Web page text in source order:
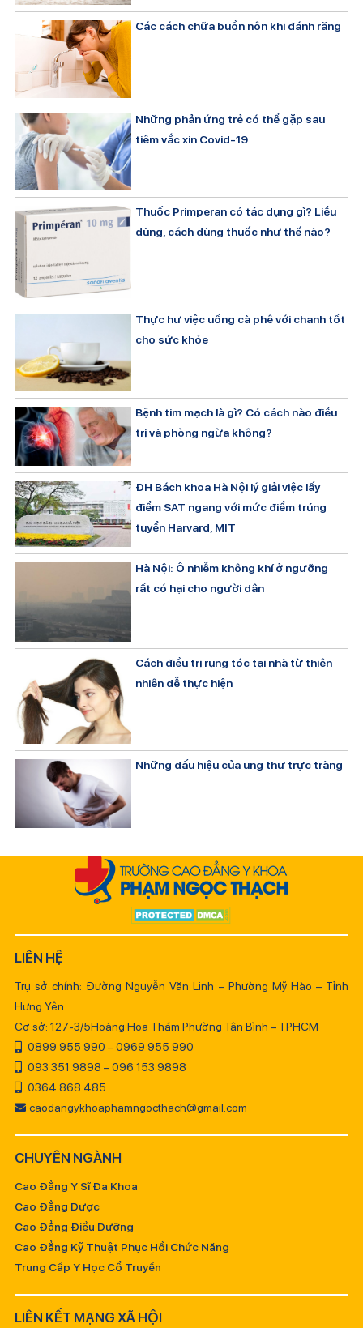
Các cách chữa buồn nôn khi đánh răng
Những phản ứng trẻ có thể gặp sau
tiêm vắc xin Covid-19
Thuốc Primperan có tác dụng gì? Liều
dùng, cách dùng thuốc như thế nào?
Thực hư việc uống cà phê với chanh tốt
cho sức khỏe
Bệnh tim mạch là gì? Có cách nào điều
trị và phòng ngừa không?
ĐH Bách khoa Hà Nội lý giải việc lấy
điểm SAT ngang với mức điểm trúng
tuyển Harvard, MIT
Hà Nội: Ô nhiễm không khí ở ngưỡng
rất có hại cho người dân
Cách điều trị rụng tóc tại nhà từ thiên
nhiên dễ thực hiện
Những dấu hiệu của ung thư trực tràng
LIÊN HỆ
Trụ sở chính: Đường Nguyễn Văn Linh – Phường Mỹ Hào – Tỉnh
Hưng Yên
Cơ sở: 127-3/5Hoàng Hoa Thám Phường Tân Bình – TPHCM
0899 955 990 – 0969 955 990
093 351 9898 – 096 153 9898
0364 868 485
caodangykhoaphamngocthach@gmail.com
CHUYÊN NGÀNH
Cao Đẳng Y Sĩ Đa Khoa
Cao Đẳng Dược
Cao Đẳng Điều Dưỡng
Cao Đẳng Kỹ Thuật Phục Hồi Chức Năng
Trung Cấp Y Học Cổ Truyền
LIÊN KẾT MẠNG XÃ HỘI